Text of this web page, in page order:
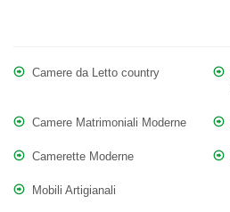
Camere da Letto country
Camere Matrimoniali Moderne
Camerette Moderne
Mobili Artigianali